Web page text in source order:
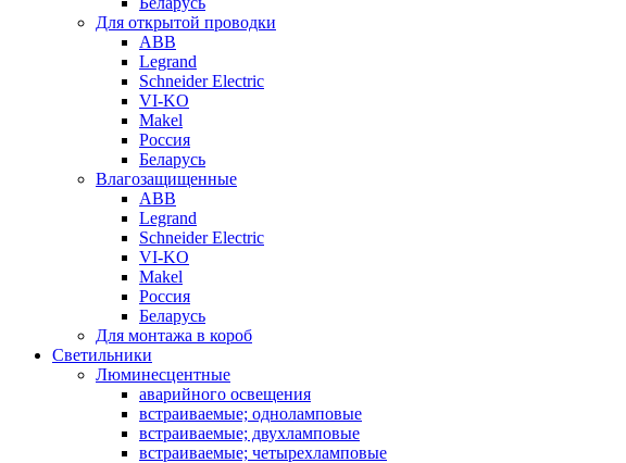
Для открытой проводки
ABB
Legrand
Schneider Electric
VI-KO
Makel
Россия
Беларусь
Влагозащищенные
ABB
Legrand
Schneider Electric
VI-KO
Makel
Россия
Беларусь
Для монтажа в короб
Светильники
Люминесцентные
аварийного освещения
встраиваемые; одноламповые
встраиваемые; двухламповые
встраиваемые; четырехламповые